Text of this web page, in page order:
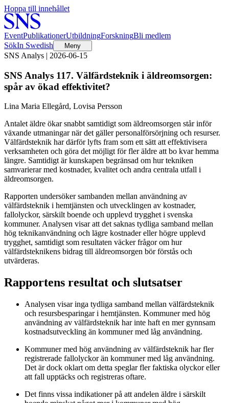
Hoppa till innehållet
EventPublikationerUtbildningForskningBli medlem
SökIn Swedish Meny
SNS Analys | 2026-06-15
SNS Analys 117. Välfärdsteknik i äldreomsorgen:
spår av ökad effektivitet?
Lina Maria Ellegård, Lovisa Persson
Antalet äldre ökar snabbt samtidigt som äldreomsorgen står inför
växande utmaningar när det gäller personalförsörjning och resurser.
Välfärdsteknik har därför lyfts fram som ett sätt att effektivisera
verksamheten och göra det möjligt för fler äldre att bo kvar hemma
längre. Samtidigt är kunskapen begränsad om hur tekniken
samvarierar med kostnader, kvalitet och andra centrala utfall i
äldreomsorgen.
Rapporten undersöker sambanden mellan användning av
välfärdsteknik i hemtjänsten och utvecklingen av kostnader,
fallolyckor, särskilt boende och upplevd trygghet i svenska
kommuner. Analysen visar att det saknas tydliga samband mellan
hög teknikanvändning och lägre kostnader eller högre upplevd
trygghet, samtidigt som resultaten väcker frågor om hur
välfärdsteknikens bidrag till äldreomsorgen bör förstås och
utvärderas.
Rapportens resultat och slutsatser
Analysen visar inga tydliga samband mellan välfärdsteknik
och resursbesparingar i hemtjänsten. Kommuner med hög
användning av välfärdsteknik har inte haft en mer gynnsam
kostnadsutveckling än kommuner med låg användning.
Kommuner med hög användning av välfärdsteknik har fler
registrerade fallolyckor än kommuner med låg användning.
Det är dock oklart om detta speglar fler faktiska olyckor eller
att fall upptäcks och registreras oftare.
Det finns vissa indikationer på att andelen äldre i särskilt